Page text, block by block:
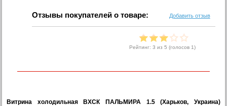
Отзывы покупателей о товаре: Добавить отзыв
Рейтинг: 3 из 5 (голосов 1)
Витрина холодильная ВХСК ПАЛЬМИРА 1.5 (Харьков, Украина)